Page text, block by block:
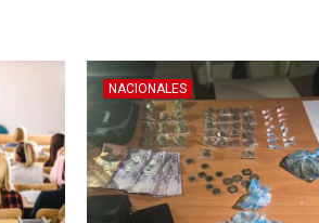
NACIONALES